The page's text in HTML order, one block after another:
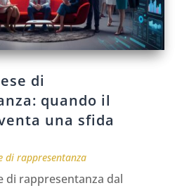
di
quando il
una sfida
di rappresentanza
di rappresentanza dal